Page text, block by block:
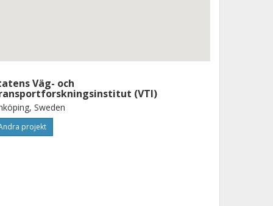
Väg- och
(VTI)
Sweden
projekt